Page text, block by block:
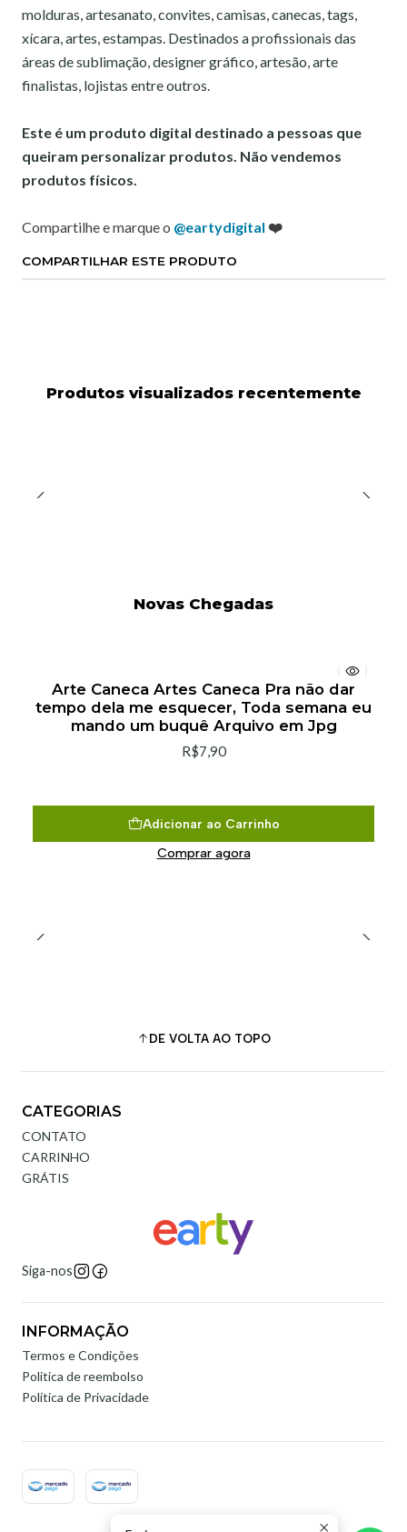
molduras, artesanato, convites, camisas, canecas, tags,
xícara, artes, estampas. Destinados a profissionais das
áreas de sublimação, designer gráfico, artesão, arte
finalistas, lojistas entre outros.
Este é um produto digital destinado a pessoas que
queiram personalizar produtos. Não vendemos
produtos físicos.
Compartilhe e marque o @eartydigital ❤️
COMPARTILHAR ESTE PRODUTO
Produtos visualizados recentemente
Novas Chegadas
Arte Caneca Artes Caneca Pra não dar
tempo dela me esquecer, Toda semana eu
mando um buquê Arquivo em Jpg
R$7,90
Adicionar ao Carrinho
Comprar agora
DE VOLTA AO TOPO
CATEGORIAS
CONTATO
CARRINHO
GRÁTIS
Siga-nos
INFORMAÇÃO
Termos e Condições
Politica de reembolso
Política de Privacidade